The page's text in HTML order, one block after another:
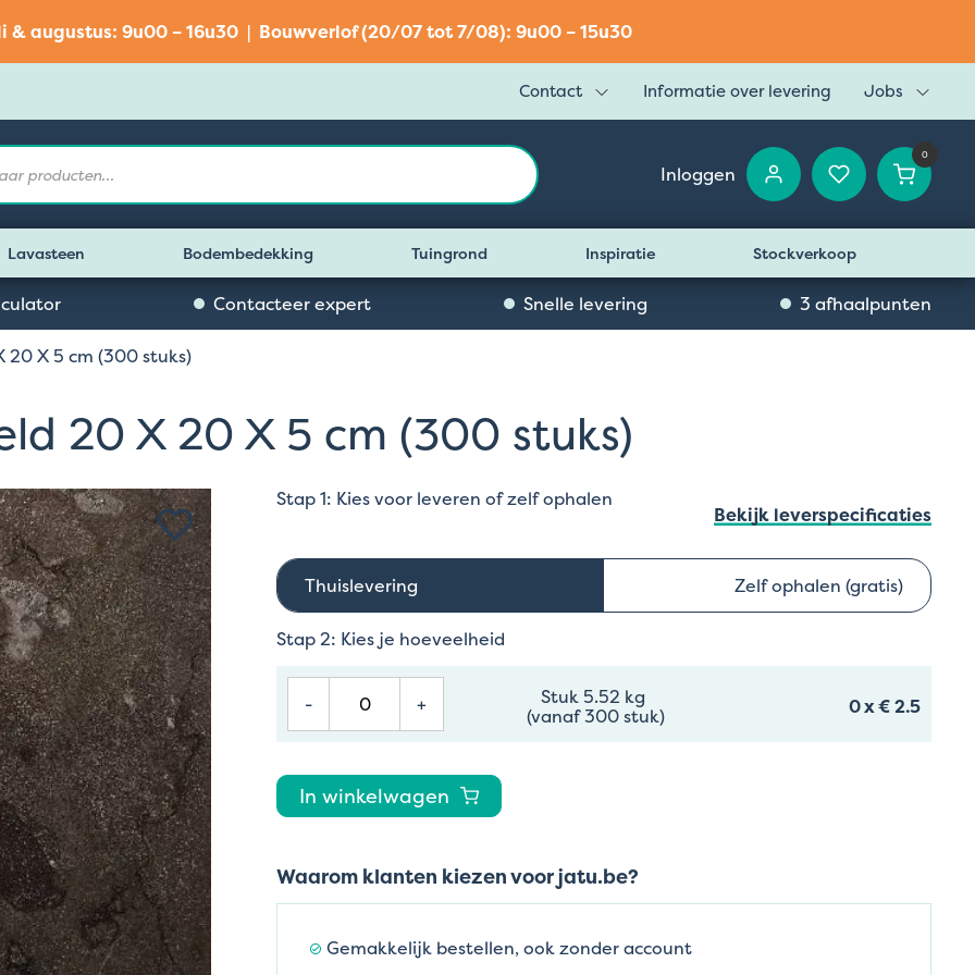
& augustus: 9u00 – 16u30 | Bouwverlof (20/07 tot 7/08): 9u00 – 15u30
Contact Informatie over levering Jobs
Inloggen
0
Lavasteen Bodembedekking Tuingrond Inspiratie Stockverkoop
Contacteer expert Snelle levering 3 afhaalpunten
X 5 cm (300 stuks)
20 X 20 X 5 cm (300 stuks)
Stap 1: Kies voor leveren of zelf ophalen
Bekijk leverspecificaties
Thuislevering Zelf ophalen (gratis)
Stap 2: Kies je hoeveelheid
- +
Stuk 5.52 kg
(vanaf 300 stuk)
0x€ 2.5
In winkelwagen
Waarom klanten kiezen voor jatu.be?
Gemakkelijk bestellen, ook zonder account